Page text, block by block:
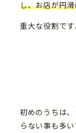
し、お店が円
重大な役割です
初めのうちは
らない事も多い